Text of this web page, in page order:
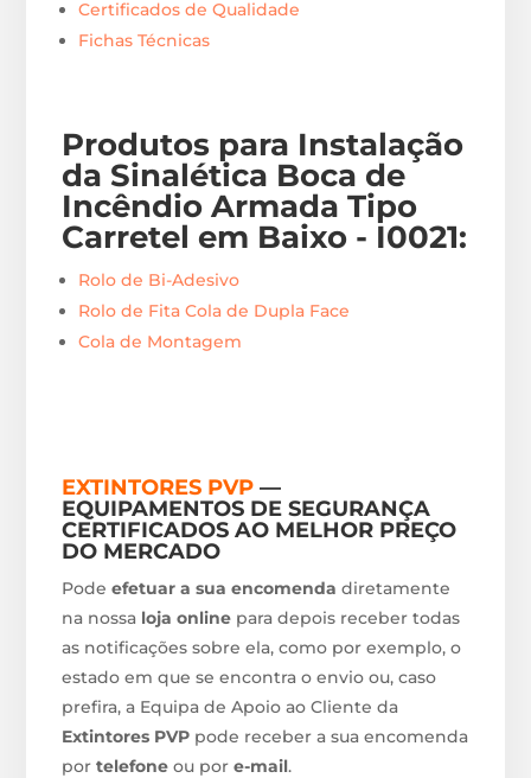
Certificados de Qualidade
Fichas Técnicas
Produtos para Instalação
da Sinalética Boca de
Incêndio Armada Tipo
Carretel em Baixo - I0021:
Rolo de Bi-Adesivo
Rolo de Fita Cola de Dupla Face
Cola de Montagem
EXTINTORES PVP —
EQUIPAMENTOS DE SEGURANÇA
CERTIFICADOS AO MELHOR PREÇO
DO MERCADO
Podeefetuar a sua encomenda diretamente
na nossa loja online para depois receber todas
as notificações sobre ela, como por exemplo, o
estado em que se encontra o envio ou, caso
prefira, a Equipa de Apoio ao Cliente da
Extintores PVP pode receber a sua encomenda
portelefone ou pore-mail.